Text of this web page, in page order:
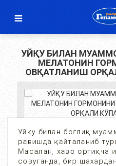
УЙҚУ БИЛАН
МЕЛАТОНИН
ОВҚАТЛАНИШ
Уйқу билан боғлиқ
равишда қайталаниб
Масалан, хаво ортиқча
совуганда, бир